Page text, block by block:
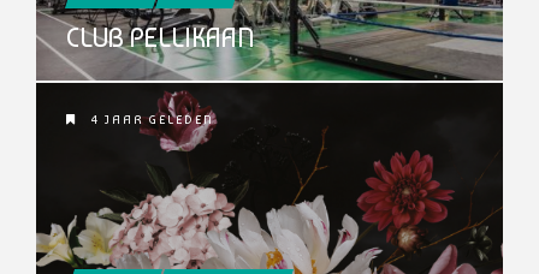
CLUB PELLIKAAN
4 JAAR GELEDEN